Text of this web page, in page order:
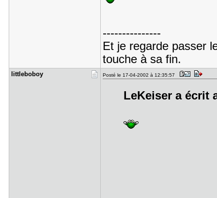
---------------
Et je regarde passer
touche à sa fin.
littlebobo​y Posté le 17-04-2002 à 12:35:57
LeKeiser a écrit